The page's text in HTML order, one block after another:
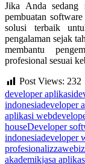
Jika Anda sedang
pembuatan
solusi terbaik
pengalaman sejak
membantu
profesional sesuai
Post Views: 232
Tags:
developer aplikasi
indonesiadeveloper
aplikasi web
houseDeveloper
indonesiadeveloper
profesionalizzaweb
akademikjasa